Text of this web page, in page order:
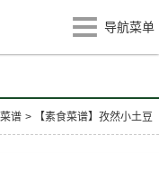
导航菜单
谱 > 【素食菜谱】孜然小土豆